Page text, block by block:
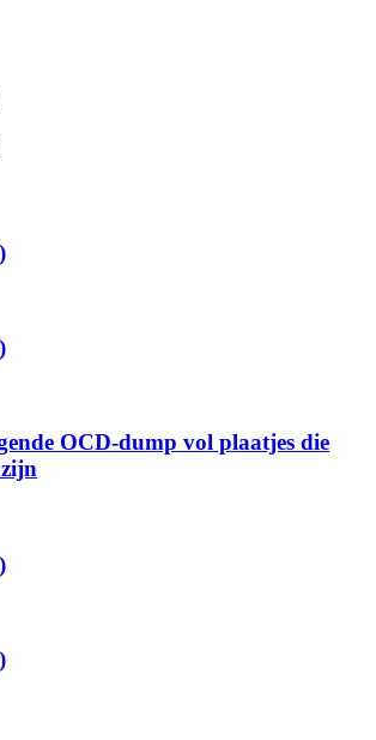
OCD-dump vol plaatjes die